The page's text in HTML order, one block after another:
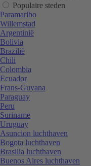
Populaire steden
Paramaribo
Willemstad
Argentinië
Bolivia
Brazilië
Chili
Colombia
Ecuador
Frans-Guyana
Paraguay
Peru
Suriname
Uruguay
Asuncion luchthaven
Bogota luchthaven
Brasilia luchthaven
Buenos Aires luchthaven